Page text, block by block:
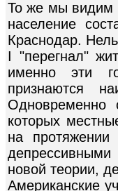
То же мы видим
население
Краснодар.
I "перегнал"
именно эти
признаются
Одновременно
которых
на
новой теории,
Американские